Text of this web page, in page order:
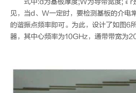
式中:d为基板厚度;W为导带宽度;εr
见，当d、W一定时，要检测基板的介
的谐振点频率即可。为此，设计了如图6
器，其中心频率为10GHz，通带带宽为